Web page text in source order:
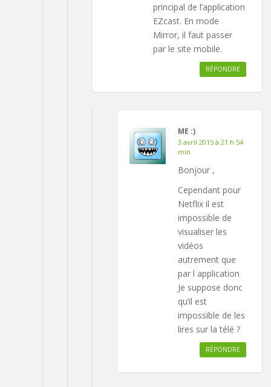
principal de l’application
EZcast. En mode
Mirror, il faut passer
par le site mobile.
RÉPONDRE
ME :)
3 avril 2015 à 21 h 54
min
Bonjour ,
Cependant pour
Netflix il est
impossible de
visualiser les
vidéos
autrement que
par l application
Je suppose donc
qu’il est
impossible de les
lires sur la télé ?
RÉPONDRE